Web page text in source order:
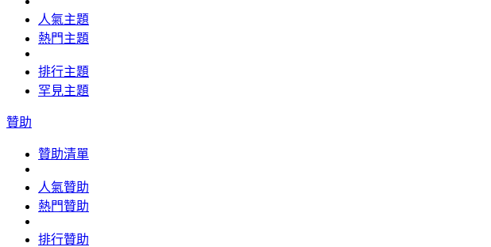
人氣主題
熱門主題
排行主題
罕見主題
贊助
贊助清單
人氣贊助
熱門贊助
排行贊助